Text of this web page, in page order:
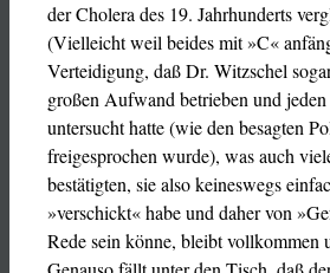
der Cholera des 19. Jahrhunderts
(Vielleicht weil beides mit »C«
Verteidigung, daß Dr. Witzschel
großen Aufwand betrieben und
untersucht hatte (wie den besagten
freigesprochen wurde), was auch
bestätigten, sie also keineswegs
»verschickt« habe und daher von
Rede sein könne, bleibt vollkommen